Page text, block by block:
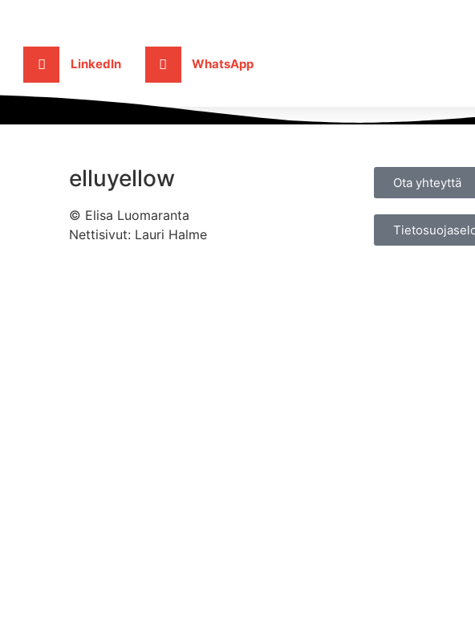
LinkedIn WhatsApp
elluyellow
© Elisa Luomaranta
Nettisivut: Lauri Halme
Ota yhteyttä